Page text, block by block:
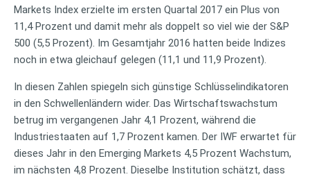
Markets Index erzielte im ersten Quartal 2017 ein Plus von
11,4 Prozent und damit mehr als doppelt so viel wie der S&P
500 (5,5 Prozent). Im Gesamtjahr 2016 hatten beide Indizes
noch in etwa gleichauf gelegen (11,1 und 11,9 Prozent).
In diesen Zahlen spiegeln sich günstige Schlüsselindikatoren
in den Schwellenländern wider. Das Wirtschaftswachstum
betrug im vergangenen Jahr 4,1 Prozent, während die
Industriestaaten auf 1,7 Prozent kamen. Der IWF erwartet für
dieses Jahr in den Emerging Markets 4,5 Prozent Wachstum,
im nächsten 4,8 Prozent. Dieselbe Institution schätzt, dass